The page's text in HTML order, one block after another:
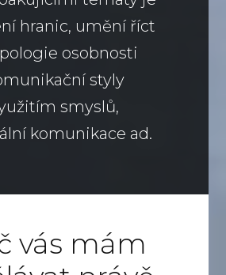
hranic, umění říct
osobnosti
styly
smyslů,
komunikace ad.
vás mám